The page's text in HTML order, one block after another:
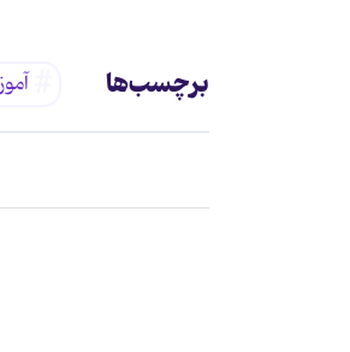
برچسب‌ها